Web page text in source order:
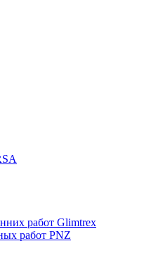
работ Glimtrex
работ PNZ